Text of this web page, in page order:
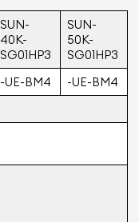
SUN-
40K-
SG01HP3
SUN-
50K-
SG01HP3
-UE-BM4
-UE-BM4